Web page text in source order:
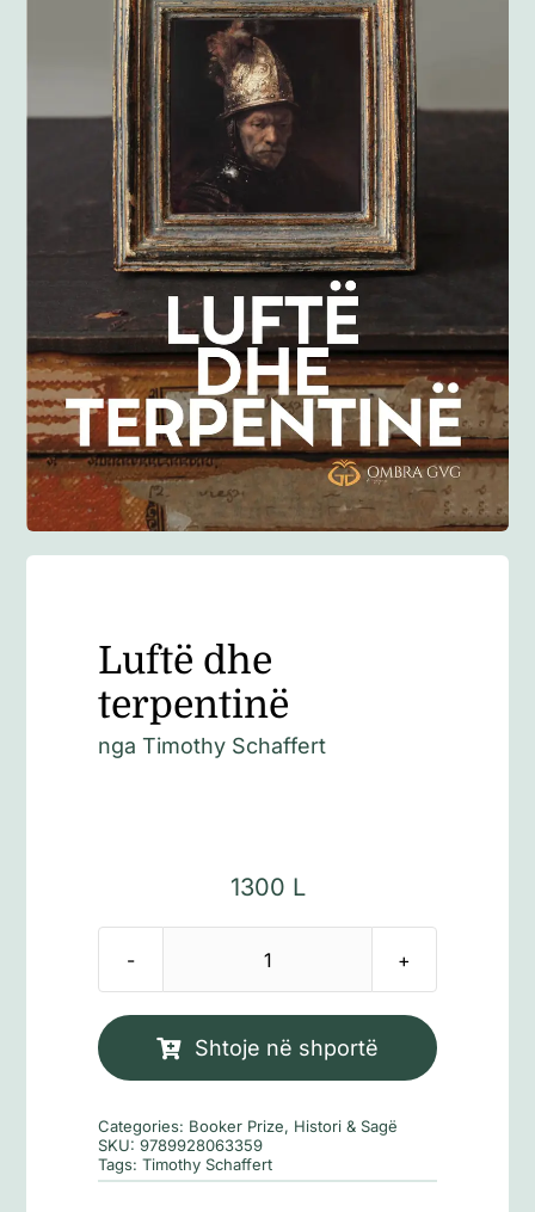
Anglisht
Ditarë
Evente
Blog
Luftë dhe
terpentinë
nga Timothy Schaffert
1300 L
Sasi
dhe
terpentinë
Shtoje në shportë
Categories: Booker Prize, Histori & Sagë
SKU:9789928063359
Tags:Timothy Schaffert